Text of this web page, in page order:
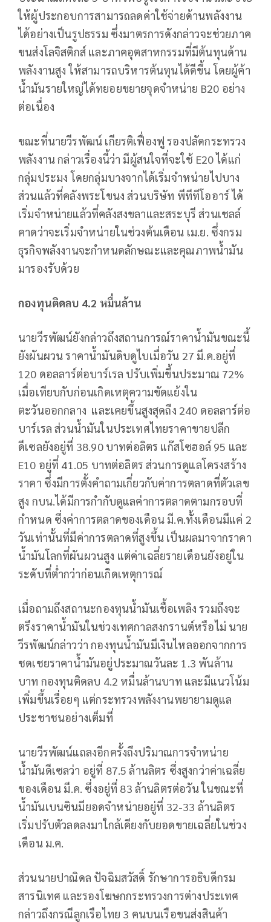
ให้ผู้ประกอบการสามารถลดค่าใช้จ่ายด้านพลังงาน
ได้อย่างเป็นรูปธรรม ซึ่งมาตรการดังกล่าวจะช่วยภาค
ขนส่งโลจิสติกส์ และภาคอุตสาหกรรมที่มีต้นทุนด้าน
พลังงานสูง ให้สามารถบริหารต้นทุนได้ดีขึ้น โดยผู้ค้า
น้ำมันรายใหญ่ได้ทยอยขยายจุดจำหน่าย B20 อย่าง
ต่อเนื่อง
ขณะที่นายวีรพัฒน์ เกียรติเฟื่องฟู รองปลัดกระทรวง
พลังงาน กล่าวเรื่องนี้ว่า มีผู้สนใจที่จะใช้ E20 ได้แก่
กลุ่มประมง โดยกลุ่มบางจากได้เริ่มจำหน่ายไปบาง
ส่วนแล้วที่คลังพระโขนง ส่วนบริษัท พีทีทีโออาร์ ได้
เริ่มจำหน่ายแล้วที่คลังสงขลาและสระบุรี ส่วนเชลล์
คาดว่าจะเริ่มจำหน่ายในช่วงต้นเดือน เม.ย. ซึ่งกรม
ธุรกิจพลังงานจะกำหนดลักษณะและคุณภาพน้ำมัน
มารองรับด้วย
กองทุนติดลบ 4.2 หมื่นล้าน
นายวีรพัฒน์ยังกล่าวถึงสถานการณ์ราคาน้ำมันขณะนี้
ยังผันผวน ราคาน้ำมันดิบดูไบเมื่อวัน 27 มี.ค.อยู่ที่
120 ดอลลาร์ต่อบาร์เรล ปรับเพิ่มขึ้นประมาณ 72%
เมื่อเทียบกับก่อนเกิดเหตุความขัดแย้งใน
ตะวันออกกลาง และเคยขึ้นสูงสุดถึง 240 ดอลลาร์ต่อ
บาร์เรล ส่วนน้ำมันในประเทศไทยราคาขายปลีก
ดีเซลยังอยู่ที่ 38.90 บาทต่อลิตร แก๊สโซฮอล์ 95 และ
E10 อยู่ที่ 41.05 บาทต่อลิตร ส่วนการดูแลโครงสร้าง
ราคา ซึ่งมีการตั้งคำถามเกี่ยวกับค่าการตลาดที่ตัวเลข
สูง กบน.ได้มีการกำกับดูแลค่าการตลาดตามกรอบที่
กำหนด ซึ่งค่าการตลาดของเดือน มี.ค.ทั้งเดือนมีแค่ 2
วันเท่านั้นที่มีค่าการตลาดที่สูงขึ้น เป็นผลมาจากราคา
น้ำมันโลกที่ผันผวนสูง แต่ค่าเฉลี่ยรายเดือนยังอยู่ใน
ระดับที่ต่ำกว่าก่อนเกิดเหตุการณ์
เมื่อถามถึงสถานะกองทุนน้ำมันเชื้อเพลิง รวมถึงจะ
ตรึงราคาน้ำมันในช่วงเทศกาลสงกรานต์หรือไม่ นาย
วีรพัฒน์กล่าวว่า กองทุนน้ำมันมีเงินไหลออกจากการ
ชดเชยราคาน้ำมันอยู่ประมาณวันละ 1.3 พันล้าน
บาท กองทุนติดลบ 4.2 หมื่นล้านบาท และมีแนวโน้ม
เพิ่มขึ้นเรื่อยๆ แต่กระทรวงพลังงานพยายามดูแล
ประชาชนอย่างเต็มที่
นายวีรพัฒน์แถลงอีกครั้งถึงปริมาณการจำหน่าย
น้ำมันดีเซลว่า อยู่ที่ 87.5 ล้านลิตร ซึ่งสูงกว่าค่าเฉลี่ย
ของเดือน มี.ค. ซึ่งอยู่ที่ 83 ล้านลิตรต่อวัน ในขณะที่
น้ำมันเบนซินมียอดจำหน่ายอยู่ที่ 32-33 ล้านลิตร
เริ่มปรับตัวลดลงมาใกล้เคียงกับยอดขายเฉลี่ยในช่วง
เดือน ม.ค.
ส่วนนายปาณิดล ปัจฉิมสวัสดิ์ รักษาการอธิบดีกรม
สารนิเทศ และรองโฆษกกระทรวงการต่างประเทศ
กล่าวถึงกรณีลูกเรือไทย 3 คนบนเรือขนส่งสินค้า